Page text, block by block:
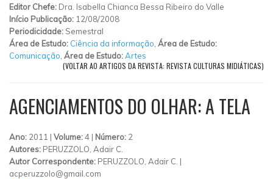
Editor Chefe: Dra. Isabella Chianca Bessa Ribeiro do Valle
Início Publicação: 12/08/2008
Periodicidade: Semestral
Área de Estudo: Ciência da informação Área de Estudo:
Comunicação Área de Estudo:Artes
(VOLTAR AO ARTIGOS DA REVISTA: REVISTA CULTURAS MIDIÁTICAS)
AGENCIAMENTOS DO OLHAR: A TELA
Ano: 2011 | Volume:4 | Número: 2
Autores: PERUZZOLO, Adair C.
Autor Correspondente: PERUZZOLO, Adair C. |
acperuzzolo@gmail.com